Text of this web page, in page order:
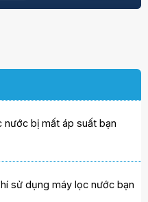
nước bị mất áp suất bạn
sử dụng máy lọc nước bạn